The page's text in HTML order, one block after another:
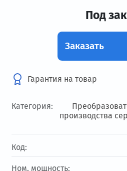
Под
Заказать
Гарантия на товар
Категория:
производства
Код:
Ном. мощность: